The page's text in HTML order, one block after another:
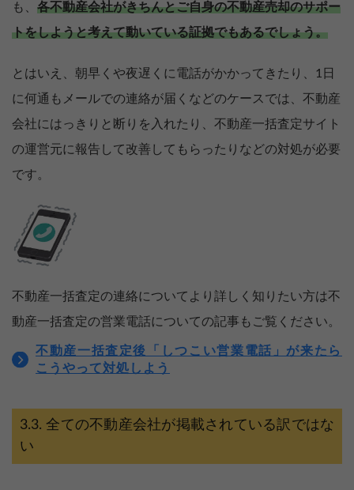
も、 各不動産会社がきちんとご自身の不動産売却のサポー
トをしようと考えて動いている証拠でもあるでしょう。
とはいえ、朝早くや夜遅くに電話がかかってきたり、1日
に何通もメールでの連絡が届くなどのケースでは、不動産
会社にはっきりと断りを入れたり、不動産一括査定サイト
の運営元に報告して改善してもらったりなどの対処が必要
です。
不動産一括査定の連絡についてより詳しく知りたい方は不
動産一括査定の営業電話についての記事もご覧ください。
不動産一括査定後「しつこい営業電話」が来たら
こうやって対処しよう
全ての不動産会社が掲載されている訳ではな
い